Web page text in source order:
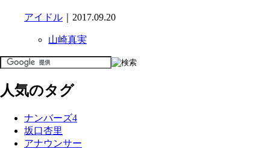
アイドル ｜2017.09.20
山崎真実
人気のタグ
ナンバーズ4
坂口杏里
アナウンサー